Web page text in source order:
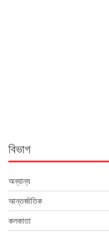
বিভাগ
অন্যান্য
আন্তর্জাতিক
কলকাতা